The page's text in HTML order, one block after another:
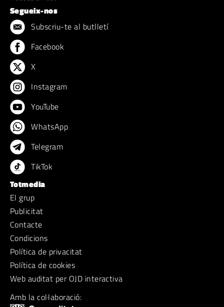
Segueix-nos
Subscriu-te al butlletí
Facebook
X
Instagram
YouTube
WhatsApp
Telegram
TikTok
Totmedia
El grup
Publicitat
Contacte
Condicions
Política de privacitat
Política de cookies
Web auditat per OJD interactiva
Amb la col·laboració: